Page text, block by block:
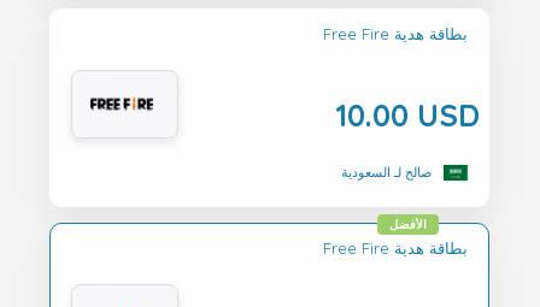
Free Fire بطاقة هدية
10.00 USD
صالح لـ السعودية
Free Fire بطاقة هدية
الأفضل